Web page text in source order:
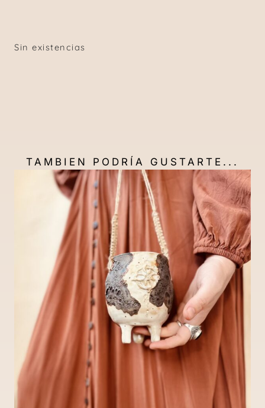
Sin existencias
TAMBIEN PODRÍA GUSTARTE...